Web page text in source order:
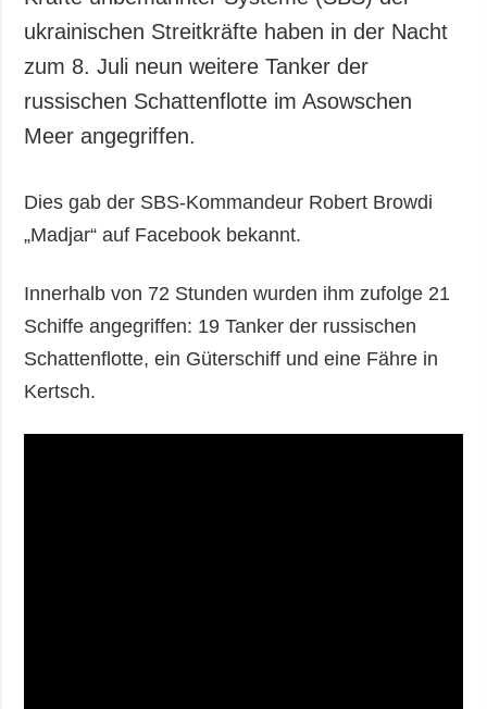
ukrainischen Streitkräfte haben in der Nacht
zum 8. Juli neun weitere Tanker der
russischen Schattenflotte im Asowschen
Meer angegriffen.
Dies gab der SBS-Kommandeur Robert Browdi
„Madjar“ auf Facebook bekannt.
Innerhalb von 72 Stunden wurden ihm zufolge 21
Schiffe angegriffen: 19 Tanker der russischen
Schattenflotte, ein Güterschiff und eine Fähre in
Kertsch.